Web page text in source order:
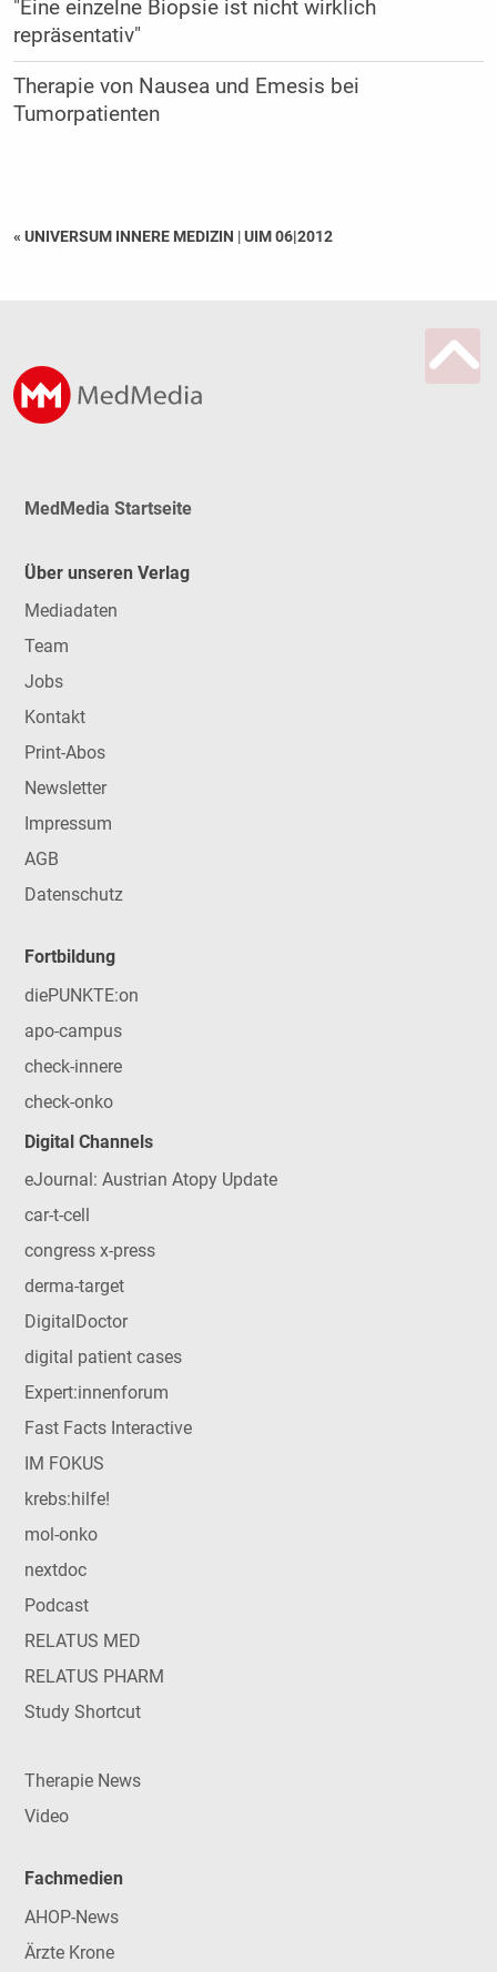
"Eine einzelne Biopsie ist nicht wirklich
repräsentativ"
Therapie von Nausea und Emesis bei
Tumorpatienten
« UNIVERSUM INNERE MEDIZIN |UIM 06|2012
MedMedia Startseite
Über unseren Verlag
Mediadaten
Team
Jobs
Kontakt
Print-Abos
Newsletter
Impressum
AGB
Datenschutz
Fortbildung
diePUNKTE:on
apo-campus
check-innere
check-onko
Digital Channels
eJournal: Austrian Atopy Update
car-t-cell
congress x-press
derma-target
DigitalDoctor
digital patient cases
Expert:innenforum
Fast Facts Interactive
IM FOKUS
krebs:hilfe!
mol-onko
nextdoc
Podcast
RELATUS MED
RELATUS PHARM
Study Shortcut
Therapie News
Video
Fachmedien
AHOP-News
Ärzte Krone